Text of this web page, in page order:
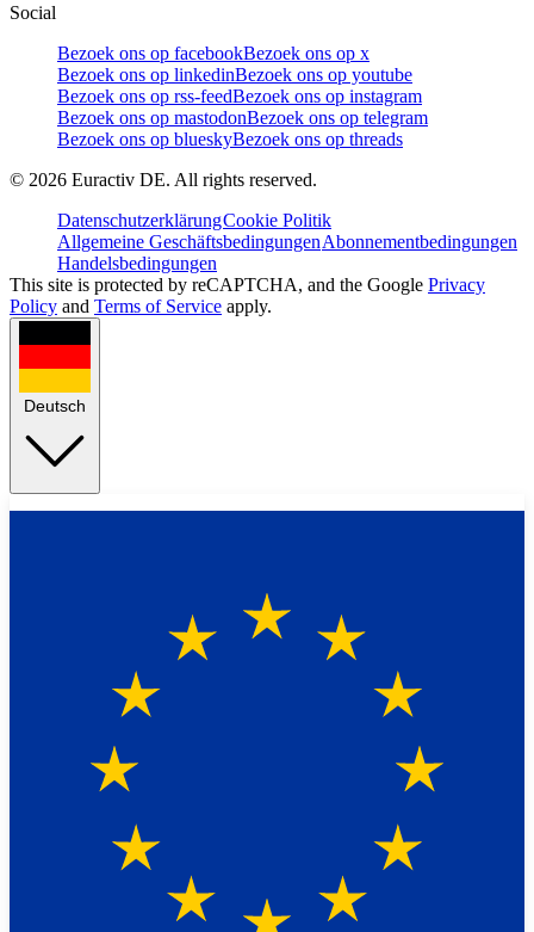
Social
Bezoek ons op facebookBezoek ons op x
Bezoek ons op linkedinBezoek ons op youtube
Bezoek ons op rss-feedBezoek ons op instagram
Bezoek ons op mastodonBezoek ons op telegram
Bezoek ons op blueskyBezoek ons op threads
© 2026 Euractiv DE. All rights reserved.
DatenschutzerklärungCookie Politik
Allgemeine GeschäftsbedingungenAbonnementbedingungen
Handelsbedingungen
This site is protected by reCAPTCHA, and the Google Privacy
Policy and Terms of Service apply.
Deutsch